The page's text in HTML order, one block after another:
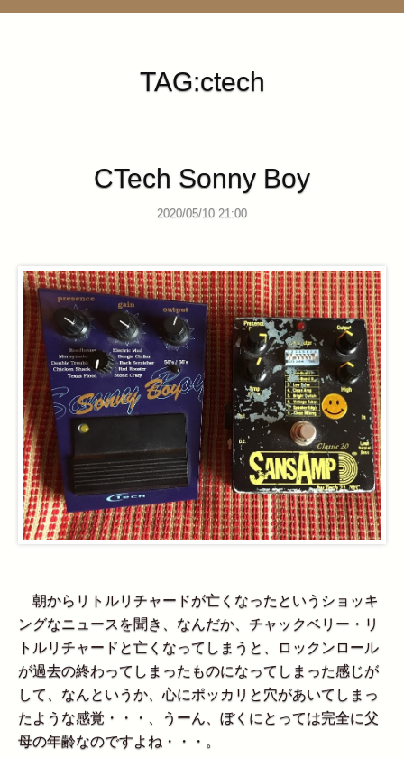
TAG:ctech
CTech Sonny Boy
2020/05/10 21:00
朝からリトルリチャードが亡くなったというショッキ
ングなニュースを聞き、なんだか、チャックベリー・リ
トルリチャードと亡くなってしまうと、ロックンロール
が過去の終わってしまったものになってしまった感じが
して、なんというか、心にポッカリと穴があいてしまっ
たような感覚・・・、うーん、ぼくにとっては完全に父
母の年齢なのですよね・・・。